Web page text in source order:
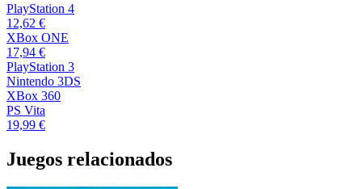
PlayStation 4
12,62 €
XBox ONE
17,94 €
PlayStation 3
Nintendo 3DS
XBox 360
PS Vita
19,99 €
Juegos relacionados